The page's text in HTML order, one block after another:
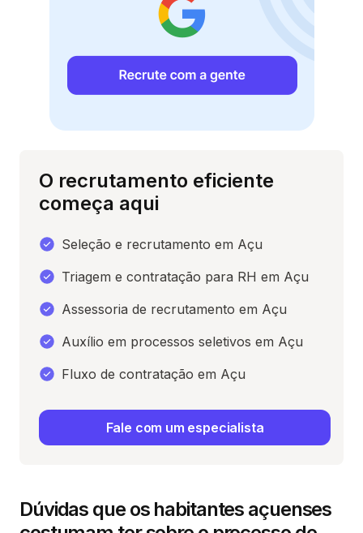
Dúvidas que os habitantes açuenses
O recrutamento eficiente
começa aqui
Seleção e recrutamento em Açu
Triagem e contratação para RH em Açu
Assessoria de recrutamento em Açu
Auxílio em processos seletivos em Açu
Fluxo de contratação em Açu
Fale com um especialista